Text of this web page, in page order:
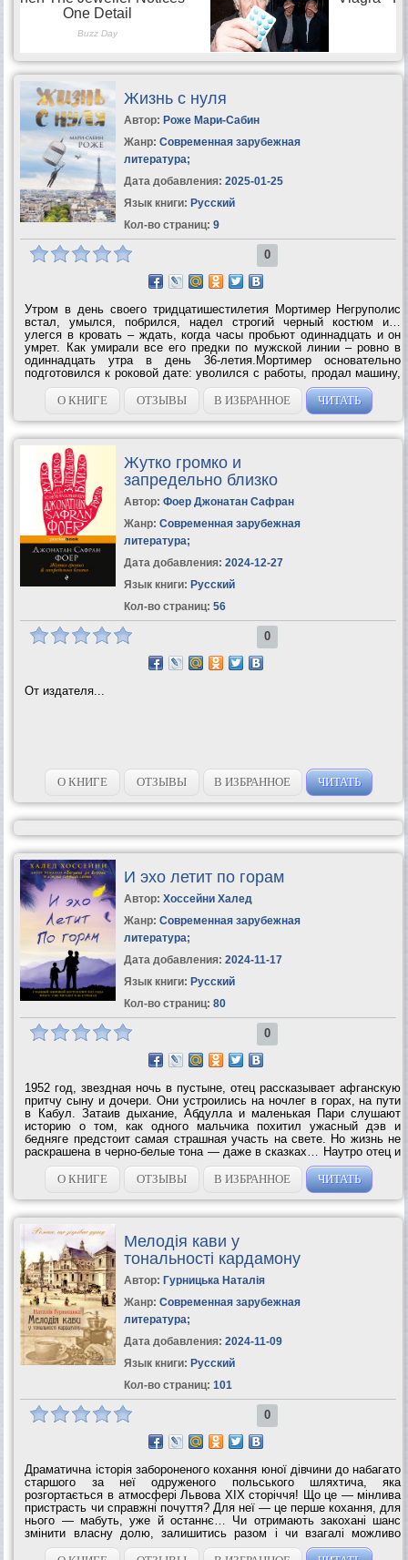
Жизнь с нуля
Автор: Роже Мари-Сабин
Жанр: Современная зарубежная
литература;
Дата добавления: 2025-01-25
Язык книги: Русский
Кол-во страниц: 9
0
Утром в день своего тридцатишестилетия Мортимер Негруполис
встал, умылся, побрился, надел строгий черный костюм и…
улегся в кровать – ждать, когда часы пробьют одиннадцать и он
умрет. Как умирали все его предки по мужской линии – ровно в
одиннадцать утра в день 36-летия.Мортимер основательно
подготовился к роковой дате: уволился с работы, продал машину,
отказался от аренды квартиры… Но фамильное проклятие дало
сбой, все...
О КНИГЕ ОТЗЫВЫ В ИЗБРАННОЕ ЧИТАТЬ
Жутко громко и
запредельно близко
Автор: Фоер Джонатан Сафран
Жанр: Современная зарубежная
литература;
Дата добавления: 2024-12-27
Язык книги: Русский
Кол-во страниц: 56
0
От издателя...
О КНИГЕ ОТЗЫВЫ В ИЗБРАННОЕ ЧИТАТЬ
И эхо летит по горам
Автор: Хоссейни Халед
Жанр: Современная зарубежная
литература;
Дата добавления: 2024-11-17
Язык книги: Русский
Кол-во страниц: 80
0
1952 год, звездная ночь в пустыне, отец рассказывает афганскую
притчу сыну и дочери. Они устроились на ночлег в горах, на пути
в Кабул. Затаив дыхание, Абдулла и маленькая Пари слушают
историю о том, как одного мальчика похитил ужасный дэв и
бедняге предстоит самая страшная участь на свете. Но жизнь не
раскрашена в черно-белые тона — даже в сказках… Наутро отец и
дети продолжат путь в Кабул, и этот день станет развилкой их
судеб. Они...
О КНИГЕ ОТЗЫВЫ В ИЗБРАННОЕ ЧИТАТЬ
Мелодія кави у
тональності кардамону
Автор: Гурницька Наталія
Жанр: Современная зарубежная
литература;
Дата добавления: 2024-11-09
Язык книги: Русский
Кол-во страниц: 101
0
Драматична історія забороненого кохання юної дівчини до набагато
старшого за неї одруженого польського шляхтича, яка
розгортається в атмосфері Львова XIX сторіччя! Що це — мінлива
пристрасть чи справжні почуття? Для неї — це перше кохання, для
нього — мабуть, уже й останнє… Чи отримають закохані шанс
змінити власну долю, залишитись разом і чи взагалі можливо
побудувати щастя, балансуючи на краю прірви та порушуючи всі